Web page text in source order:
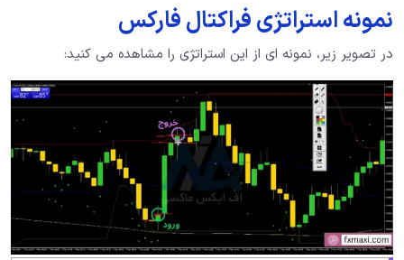
نمونه استراتژی فراکتال فارکس
در تصویر زیر، نمونه ای از این استراتژی را مشاهده می کنید: